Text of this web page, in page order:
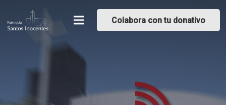
Colabora con tu donativo